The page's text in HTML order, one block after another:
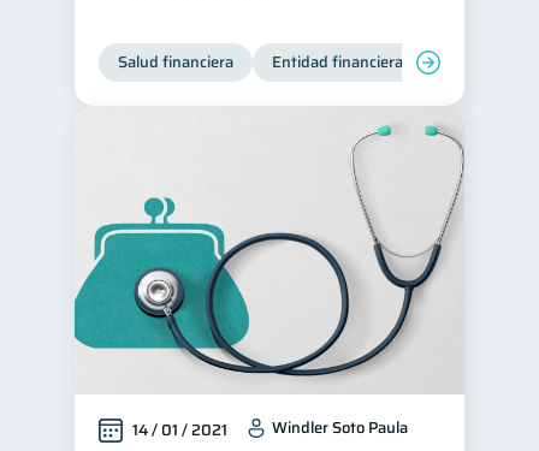
Salud financiera Entidad financiera
14 / 01 / 2021 Windler Soto Paula